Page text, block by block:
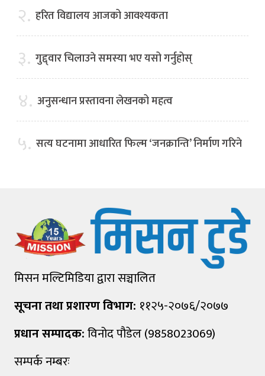
२. हरित विद्यालय आजको आवश्यकता
३. गुद्द्वार चिलाउने समस्या भए यसो गर्नुहोस्
४. अनुसन्धान प्रस्तावना लेखनको महत्व
५. सत्य घटनामा आधारित फिल्म ‘जनक्रान्ति’ निर्माण गरिने
मिसन मल्टिमिडिया द्वारा सञ्चालित
सूचना तथा प्रशारण विभाग: ११२५-२०७६/२०७७
प्रधान सम्पादक:विनोद पौडेल (9858023069)
सम्पर्क नम्बरः